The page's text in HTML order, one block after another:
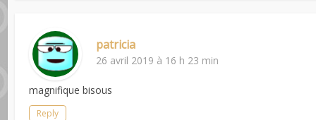
patricia
26 avril 2019 à 16 h 23 min
magnifique bisous
Reply